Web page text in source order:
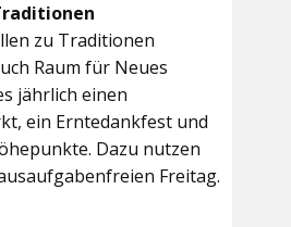
zu Traditionen
Raum für Neues
jährlich einen
ein Erntedankfest und
Dazu nutzen
Freitag.